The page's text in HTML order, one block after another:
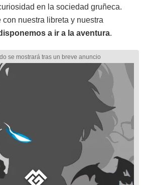
en la sociedad gruñeca.
con nuestra libreta y nuestra
a ir a la aventura.